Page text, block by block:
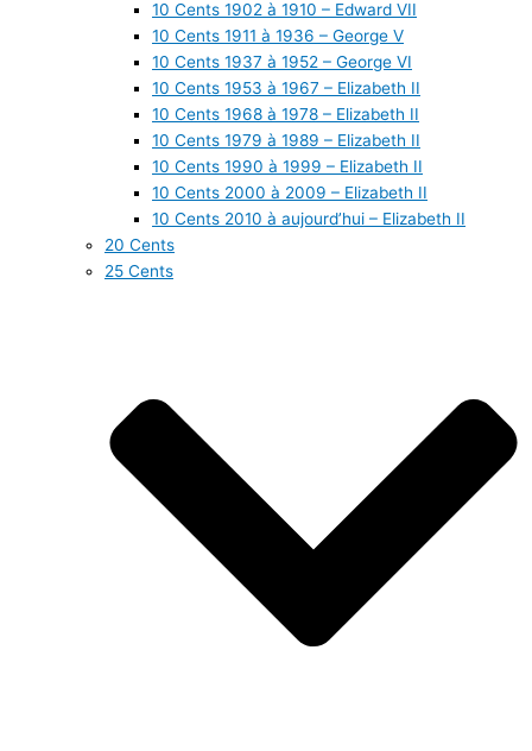
10 Cents 1902 à 1910 – Edward VII
10 Cents 1911 à 1936 – George V
10 Cents 1937 à 1952 – George VI
10 Cents 1953 à 1967 – Elizabeth II
10 Cents 1968 à 1978 – Elizabeth II
10 Cents 1979 à 1989 – Elizabeth II
10 Cents 1990 à 1999 – Elizabeth II
10 Cents 2000 à 2009 – Elizabeth II
10 Cents 2010 à aujourd’hui – Elizabeth II
20 Cents
25 Cents